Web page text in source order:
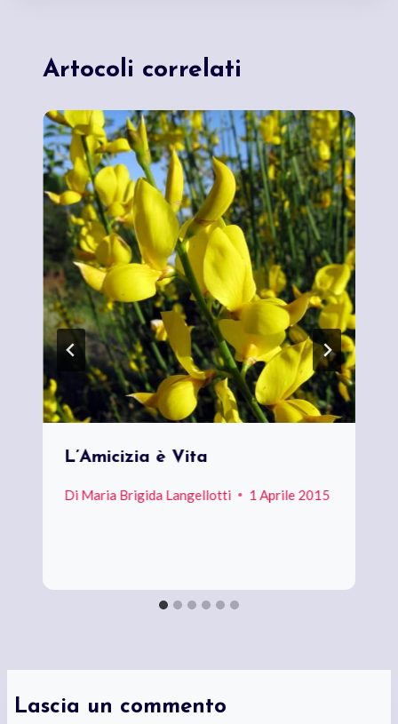
Artocoli correlati
L’Amicizia è Vita
Di Maria Brigida Langellotti 1 Aprile 2015
Lascia un commento